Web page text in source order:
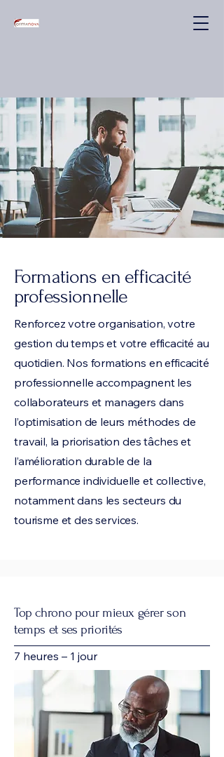
Formations en efficacité
professionnelle
Renforcez votre organisation, votre
gestion du temps et votre efficacité au
quotidien. Nos formations en efficacité
professionnelle accompagnent les
collaborateurs et managers dans
l’optimisation de leurs méthodes de
travail, la priorisation des tâches et
l’amélioration durable de la
performance individuelle et collective,
notamment dans les secteurs du
tourisme et des services.
Top chrono pour mieux gérer son
temps et ses priorités
7 heures – 1 jour